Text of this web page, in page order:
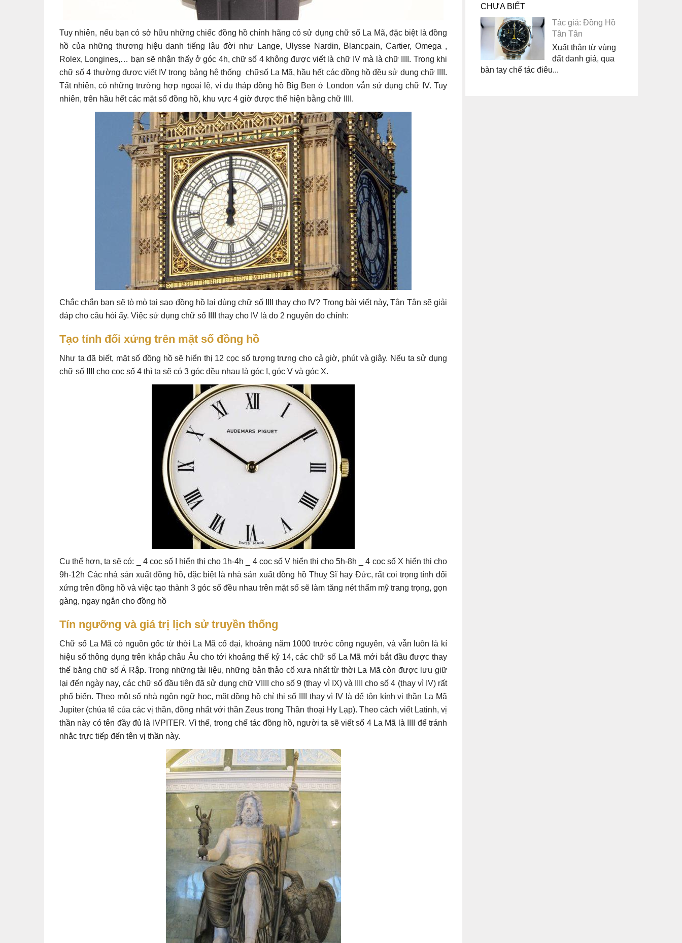
Tuy nhiên, nếu bạn có sở hữu những chiếc đồng hồ chính hãng có sử dụng chữ số La Mã, đặc biệt là đồng
hồ của những thương hiệu danh tiếng lâu đời như Lange, Ulysse Nardin, Blancpain, Cartier, Omega ,
Rolex, Longines,… bạn sẽ nhận thấy ở góc 4h, chữ số 4 không được viết là chữ IV mà là chữ IIII. Trong khi
chữ số 4 thường được viết IV trong bảng hệ thống chữsố La Mã, hầu hết các đồng hồ đều sử dụng chữ IIII.
Tất nhiên, có những trường hợp ngoại lệ, ví dụ tháp đồng hồ Big Ben ở London vẫn sử dụng chữ IV. Tuy
nhiên, trên hầu hết các mặt số đồng hồ, khu vực 4 giờ được thể hiện bằng chữ IIII.
Chắc chắn bạn sẽ tò mò tại sao đồng hồ lại dùng chữ số IIII thay cho IV? Trong bài viết này, Tân Tân sẽ giải
đáp cho câu hỏi ấy. Việc sử dụng chữ số IIII thay cho IV là do 2 nguyên do chính:
Tạo tính đối xứng trên mặt số đồng hồ
Như ta đã biết, mặt số đồng hồ sẽ hiển thị 12 cọc số tượng trưng cho cả giờ, phút và giây. Nếu ta sử dụng
chữ số IIII cho cọc số 4 thì ta sẽ có 3 góc đều nhau là góc I, góc V và góc X.
Cụ thể hơn, ta sẽ có: _ 4 cọc số I hiển thị cho 1h-4h _ 4 cọc số V hiển thị cho 5h-8h _ 4 cọc số X hiển thị cho
9h-12h Các nhà sản xuất đồng hồ, đặc biệt là nhà sản xuất đồng hồ Thuỵ Sĩ hay Đức, rất coi trọng tính đối
xứng trên đồng hồ và việc tạo thành 3 góc số đều nhau trên mặt số sẽ làm tăng nét thẩm mỹ trang trọng, gọn
gàng, ngay ngắn cho đồng hồ
Tín ngưỡng và giá trị lịch sử truyền thống
Chữ số La Mã có nguồn gốc từ thời La Mã cổ đại, khoảng năm 1000 trước công nguyên, và vẫn luôn là kí
hiệu số thông dụng trên khắp châu Âu cho tới khoảng thế kỷ 14, các chữ số La Mã mới bắt đầu được thay
thế bằng chữ số Ả Rập. Trong những tài liệu, những bản thảo cổ xưa nhất từ thời La Mã còn được lưu giữ
lại đến ngày nay, các chữ số đầu tiên đã sử dụng chữ VIIII cho số 9 (thay vì IX) và IIII cho số 4 (thay vì IV) rất
phổ biến. Theo một số nhà ngôn ngữ học, mặt đồng hồ chỉ thị số IIII thay vì IV là để tôn kính vị thần La Mã
Jupiter (chúa tể của các vị thần, đồng nhất với thần Zeus trong Thần thoại Hy Lạp). Theo cách viết Latinh, vị
thần này có tên đầy đủ là IVPITER. Vì thế, trong chế tác đồng hồ, người ta sẽ viết số 4 La Mã là IIII để tránh
nhắc trực tiếp đến tên vị thần này.
CHƯA BIẾT
Tác giả: Đồng Hồ
Tân Tân
Xuất thân từ vùng
đất danh giá, qua
bàn tay chế tác điêu...